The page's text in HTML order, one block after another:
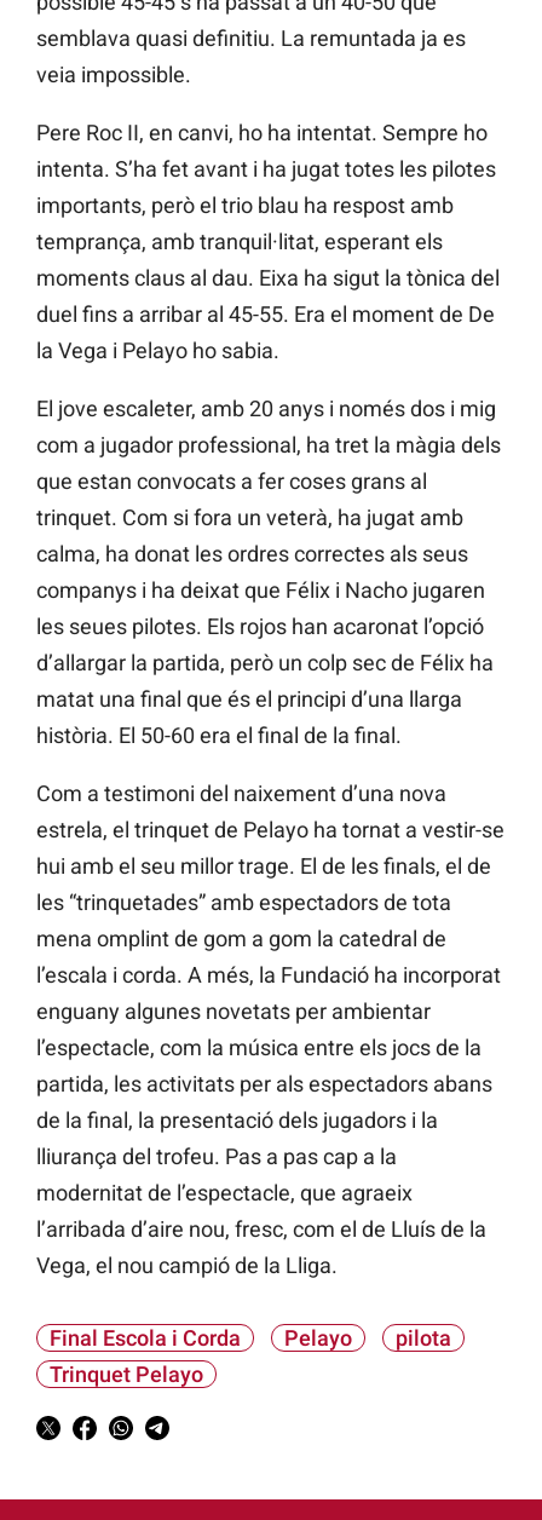
semblava quasi definitiu. La remuntada ja es
veia impossible.
Pere Roc II, en canvi, ho ha intentat. Sempre ho
intenta. S’ha fet avant i ha jugat totes les pilotes
importants, però el trio blau ha respost amb
temprança, amb tranquil·litat, esperant els
moments claus al dau. Eixa ha sigut la tònica del
duel fins a arribar al 45-55. Era el moment de De
la Vega i Pelayo ho sabia.
El jove escaleter, amb 20 anys i només dos i mig
com a jugador professional, ha tret la màgia dels
que estan convocats a fer coses grans al
trinquet. Com si fora un veterà, ha jugat amb
calma, ha donat les ordres correctes als seus
companys i ha deixat que Félix i Nacho jugaren
les seues pilotes. Els rojos han acaronat l’opció
d’allargar la partida, però un colp sec de Félix ha
matat una final que és el principi d’una llarga
història. El 50-60 era el final de la final.
Com a testimoni del naixement d’una nova
estrela, el trinquet de Pelayo ha tornat a vestir-se
hui amb el seu millor trage. El de les finals, el de
les “trinquetades” amb espectadors de tota
mena omplint de gom a gom la catedral de
l’escala i corda. A més, la Fundació ha incorporat
enguany algunes novetats per ambientar
l’espectacle, com la música entre els jocs de la
partida, les activitats per als espectadors abans
de la final, la presentació dels jugadors i la
lliurança del trofeu. Pas a pas cap a la
modernitat de l’espectacle, que agraeix
l’arribada d’aire nou, fresc, com el de Lluís de la
Vega, el nou campió de la Lliga.
Final Escola i Corda Pelayo
pilota
Trinquet Pelayo